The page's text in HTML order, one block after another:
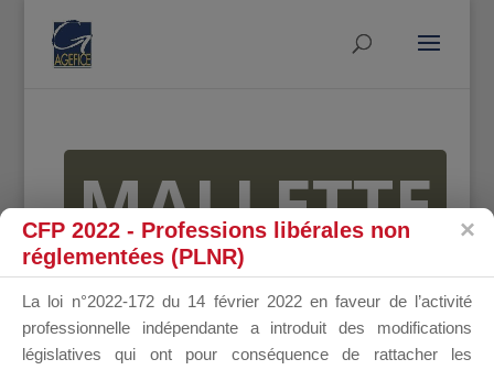
MALLETTE
DU
CFP 2022 - Professions libérales non
réglementées (PLNR)
La loi n°2022-172 du 14 février 2022 en faveur de l’activité
professionnelle indépendante a introduit des modifications
législatives qui ont pour conséquence de rattacher les